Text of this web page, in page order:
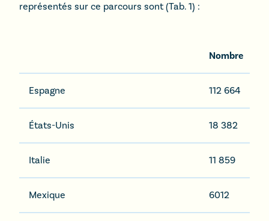
représentés sur ce parcours sont (Tab. 1) :
Nombre
Espagne 112 664
États-Unis 18 382
Italie 11 859
Mexique 6012